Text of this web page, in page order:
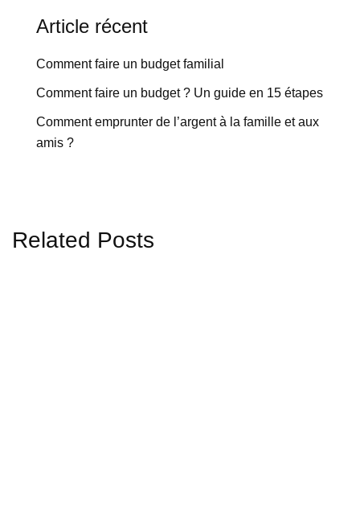
Article récent
Comment faire un budget familial
Comment faire un budget ? Un guide en 15 étapes
Comment emprunter de l’argent à la famille et aux
amis ?
Related Posts